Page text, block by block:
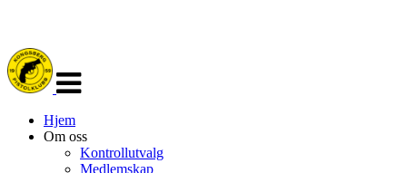
navigasjon
Hjem
Om oss
Kontrollutvalg
Medlemskap